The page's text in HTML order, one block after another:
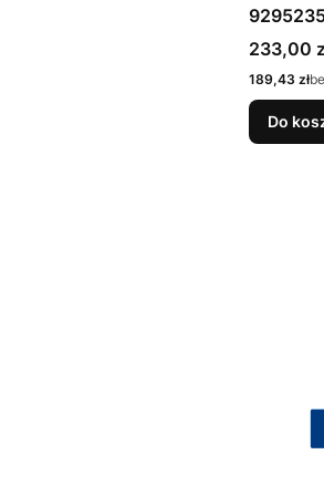
Cena
233,00
Cena netto
189,43 zł
Do